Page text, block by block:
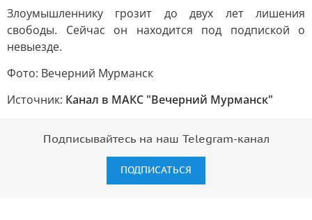
Злоумышленнику грозит до двух лет лишения
свободы. Сейчас он находится под подпиской о
невыезде.
Фото: Вечерний Мурманск
Источник: Канал в МАКС "Вечерний Мурманск"
Подписывайтесь на наш Telegram-канал
ПОДПИСАТЬСЯ